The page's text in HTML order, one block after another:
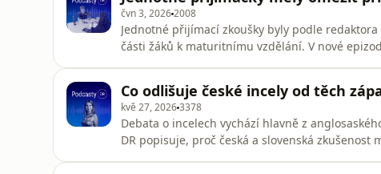
čvn 3, 20262008
Jednotné přijímací zkoušky byly podle
části žáků k maturitnímu vzdělání. V nové
Co odlišuje české incely od těch
kvě 27, 20263378
Debata o incelech vychází hlavně z
DR popisuje, proč česká a slovenská